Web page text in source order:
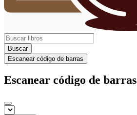
Buscar
Escanear código de barras
Escanear código de barras